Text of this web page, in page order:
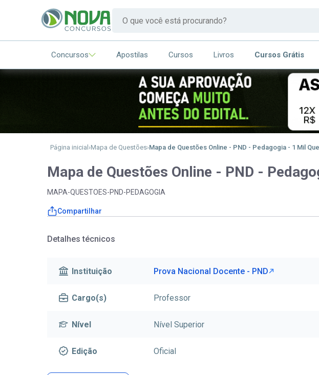
Concursos Apostilas Cursos Livros Cursos Grátis
Página inicial Mapa de Questões Mapa de Questões Online - PND - Pedagogia - 1 Mil
Mapa de Questões Online - PND -
MAPA-QUESTOES-PND-PEDAGOGIA
Compartilhar
Detalhes técnicos
Instituição Prova Nacional Docente - PND
Cargo(s) Professor
Nível Nível Superior
Edição Oficial